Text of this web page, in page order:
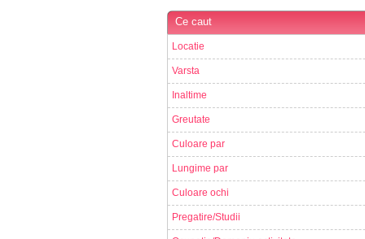
Ce caut
Locatie
Varsta
Inaltime
Greutate
Culoare par
Lungime par
Culoare ochi
Pregatire/Studii